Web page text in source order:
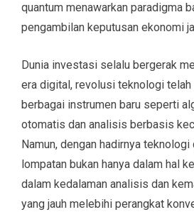
quantum menawarkan paradigma
pengambilan keputusan ekonomi
Dunia investasi selalu bergerak
era digital, revolusi teknologi telah
berbagai instrumen baru seperti
otomatis dan analisis berbasis
Namun, dengan hadirnya
lompatan bukan hanya dalam hal
dalam kedalaman analisis dan
yang jauh melebihi perangkat